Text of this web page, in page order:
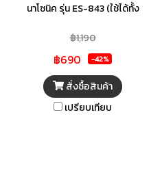
นาโซนิค รุ่น ES-843 (ใช้ได้ทั้ง
เปียกและแห้ง ระบบ 1 ใบมีด ดีไซน์
สวย จับกระชับมือ ขนาดกะทัดรัด
พกพาสะดวก ใช้แบตเตอรี่ขนาด
AA 2ก้อน
฿1,190
฿690 -42%
สั่งซื้อสินค้า
เปรียบเทียบ